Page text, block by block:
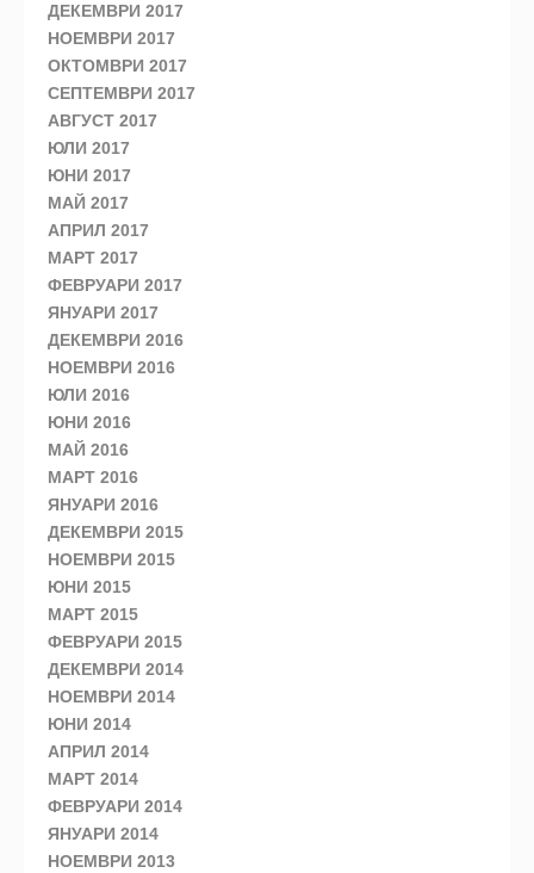
ДЕКЕМВРИ 2017
НОЕМВРИ 2017
ОКТОМВРИ 2017
СЕПТЕМВРИ 2017
АВГУСТ 2017
ЮЛИ 2017
ЮНИ 2017
МАЙ 2017
АПРИЛ 2017
МАРТ 2017
ФЕВРУАРИ 2017
ЯНУАРИ 2017
ДЕКЕМВРИ 2016
НОЕМВРИ 2016
ЮЛИ 2016
ЮНИ 2016
МАЙ 2016
МАРТ 2016
ЯНУАРИ 2016
ДЕКЕМВРИ 2015
НОЕМВРИ 2015
ЮНИ 2015
МАРТ 2015
ФЕВРУАРИ 2015
ДЕКЕМВРИ 2014
НОЕМВРИ 2014
ЮНИ 2014
АПРИЛ 2014
МАРТ 2014
ФЕВРУАРИ 2014
ЯНУАРИ 2014
НОЕМВРИ 2013